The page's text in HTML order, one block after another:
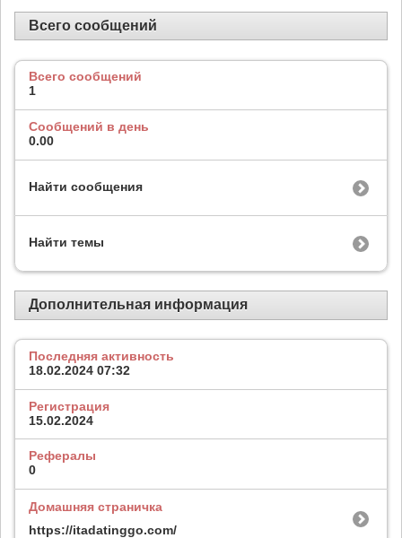
Всего сообщений
Всего сообщений
1
Сообщений в день
0.00
Найти сообщения
Найти темы
Дополнительная информация
Последняя активность
18.02.2024 07:32
Регистрация
15.02.2024
Рефералы
0
Домашняя страничка
https://itadatinggo.com/